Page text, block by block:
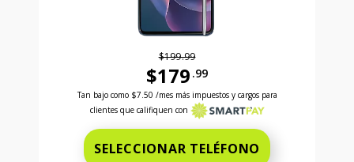
$199.99
$179 .99
Antes el precio era 199 dollars and 99 cents
Tan bajo como $7.50 /mes más impuestos y cargos para
clientes que califiquen con
SELECCIONAR TELÉFONO